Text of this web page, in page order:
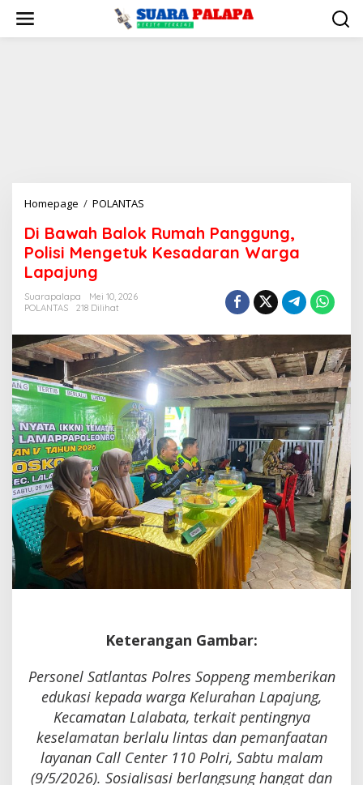
konten
Homepage / POLANTAS
Balok
Rumah
Warga
Lapajung
Di Bawah Balok Rumah Panggung,
Polisi Mengetuk Kesadaran Warga
Lapajung
Suarapalapa
Mei 10, 2026
POLANTAS
218 Dilihat
Keterangan Gambar:
Personel Satlantas Polres Soppeng memberikan
edukasi kepada warga Kelurahan Lapajung,
Kecamatan Lalabata, terkait pentingnya
keselamatan berlalu lintas dan pemanfaatan
layanan Call Center 110 Polri, Sabtu malam
(9/5/2026). Sosialisasi berlangsung hangat dan